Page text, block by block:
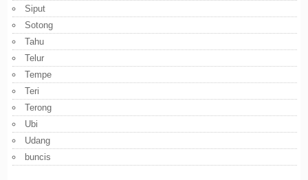
Siput
Sotong
Tahu
Telur
Tempe
Teri
Terong
Ubi
Udang
buncis